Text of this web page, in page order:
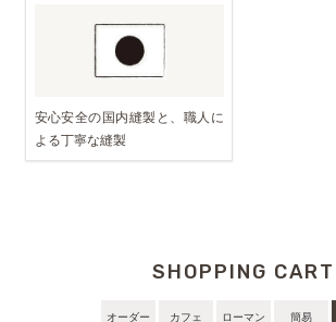
安心安全の国内縫製と、職人に
よる丁寧な縫製
SHOPPING CART
オーダー
カフェ
ローマン
簡易